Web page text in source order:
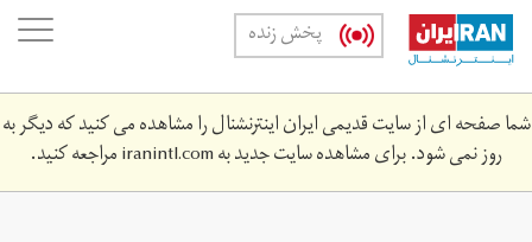
Skip
main
content
پخش زنده
شما صفحه ای از سایت قدیمی ایران اینترنشنال را مشاهده می کنید که دیگر به
روز نمی شود. برای مشاهده سایت جدید بهiranintl.comمراجعه کنید.